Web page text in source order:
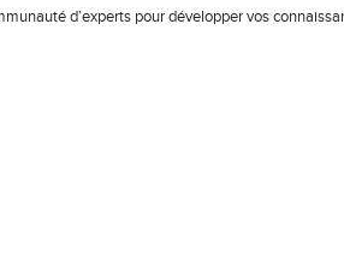
d’experts pour développer vos